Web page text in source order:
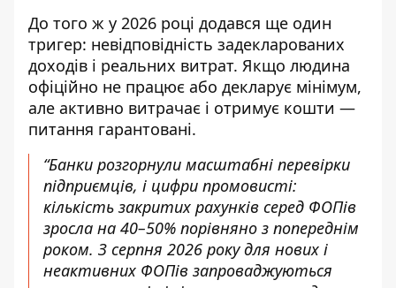
До того ж у 2026 році додався ще один
тригер: невідповідність задекларованих
доходів і реальних витрат. Якщо людина
офіційно не працює або декларує мінімум,
але активно витрачає і отримує кошти —
питання гарантовані.
“Банки розгорнули масштабні перевірки
підприємців, і цифри промовисті:
кількість закритих рахунків серед ФОПів
зросла на 40–50% порівняно з попереднім
роком. З серпня 2026 року для нових і
неактивних ФОПів запроваджуються